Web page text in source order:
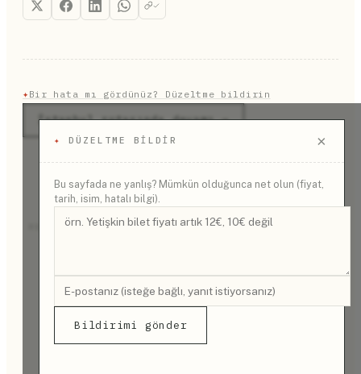
boyunca kullanmak üzere ücretsiz olarak tekerlekli
✦Bir hata mı gördünüz? Düzeltme bildirin
✦ DÜZELTME BILDIR ×
Bu sayfada ne yanlış? Mümkün olduğunca net olun (fiyat,
tarih, isim, hatalı bilgi).
Bildirimi gönder
İstanbul rotasında devamı →
REKLAM